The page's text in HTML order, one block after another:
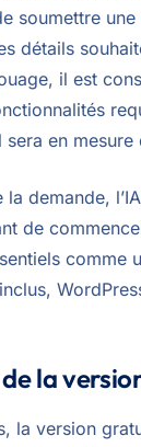
soumettre
détails
il est
sera en
demande,
de
la
la version